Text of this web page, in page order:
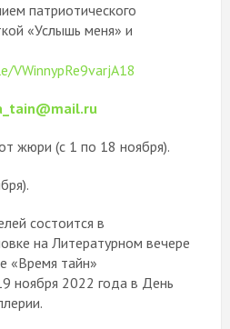
патриотического
«Услышь меня» и
жюри (с 1 по 18 ноября).
состоится в
на Литературном вечере
«Время тайн»
ноября 2022 года в День